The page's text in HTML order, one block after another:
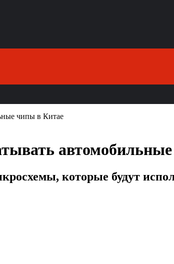
чипы в Китае
которые будут